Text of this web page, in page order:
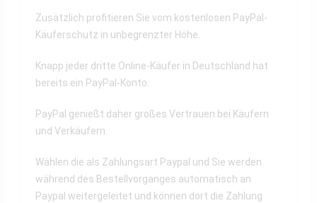
Zusätzlich profitieren Sie vom kostenlosen PayPal-
Käuferschutz in unbegrenzter Höhe.
Knapp jeder dritte Online-Käufer in Deutschland hat
bereits ein PayPal-Konto.
PayPal genießt daher großes Vertrauen bei Käufern
und Verkäufern.
Wählen die als Zahlungsart Paypal und Sie werden
während des Bestellvorganges automatisch an
Paypal weitergeleitet und können dort die Zahlung